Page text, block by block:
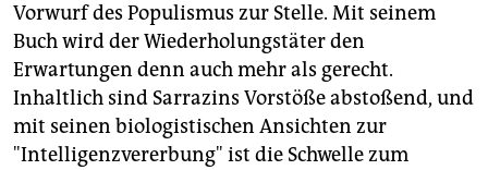
verlag
verlag
veranstaltungen
shop
Vorwurf des Populismus zur Stelle. Mit seinem
Buch wird der Wiederholungstäter den
Erwartungen denn auch mehr als gerecht.
Inhaltlich sind Sarrazins Vorstöße abstoßend, und
mit seinen biologistischen Ansichten zur
"Intelligenzvererbung" ist die Schwelle zum